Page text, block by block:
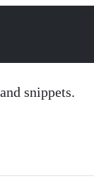
snippets.